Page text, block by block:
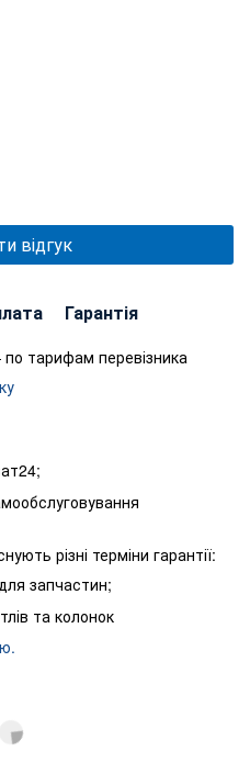
відгук
Гарантія
тарифам перевізника
різні терміни гарантії:
запчастин;
та колонок